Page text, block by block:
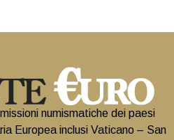
numismatiche dei paesi
Europea inclusi Vaticano – San